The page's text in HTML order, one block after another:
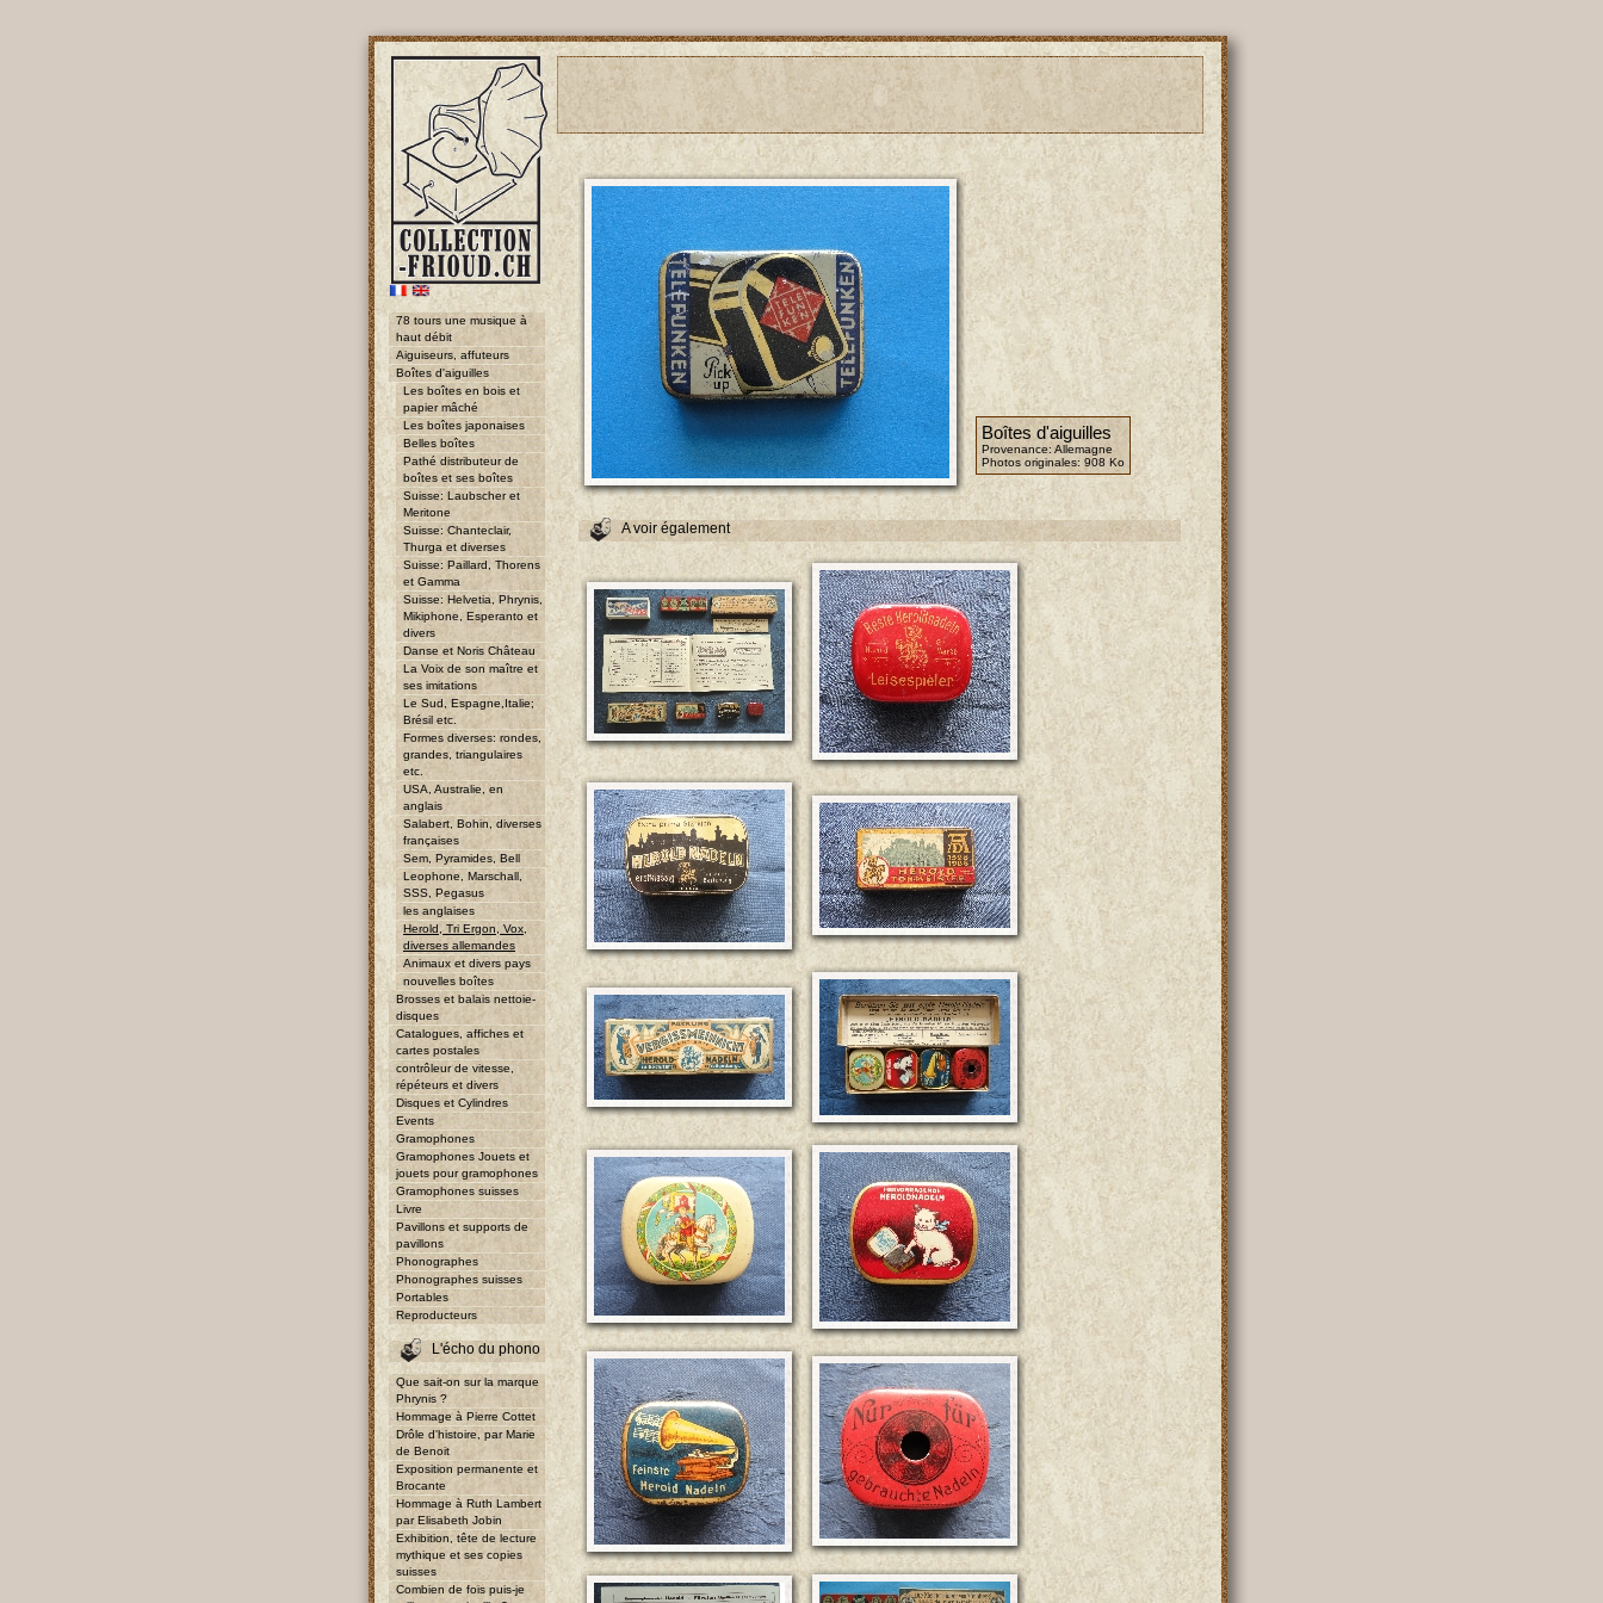
78 tours une musique à
haut débit
Aiguiseurs, affuteurs
Boîtes d'aiguilles
Les boîtes en bois et
papier mâché
Les boîtes japonaises
Belles boîtes
Pathé distributeur de
boîtes et ses boîtes
Suisse: Laubscher et
Meritone
Suisse: Chanteclair,
Thurga et diverses
Suisse: Paillard, Thorens
et Gamma
Suisse: Helvetia, Phrynis,
Mikiphone, Esperanto et
divers
Danse et Noris Château
La Voix de son maître et
ses imitations
Le Sud, Espagne,Italie;
Brésil etc.
Formes diverses: rondes,
grandes, triangulaires
etc.
USA, Australie, en
anglais
Salabert, Bohin, diverses
françaises
Sem, Pyramides, Bell
Leophone, Marschall,
SSS, Pegasus
les anglaises
Herold, Tri Ergon, Vox,
diverses allemandes
Animaux et divers pays
nouvelles boîtes
Brosses et balais nettoie-
disques
Catalogues, affiches et
cartes postales
contrôleur de vitesse,
répéteurs et divers
Disques et Cylindres
Events
Gramophones
Gramophones Jouets et
jouets pour gramophones
Gramophones suisses
Livre
Pavillons et supports de
pavillons
Phonographes
Phonographes suisses
Portables
Reproducteurs
L'écho du phono
Que sait-on sur la marque
Phrynis ?
Hommage à Pierre Cottet
Drôle d'histoire, par Marie
de Benoit
Exposition permanente et
Brocante
Hommage à Ruth Lambert
par Elisabeth Jobin
Exhibition, tête de lecture
mythique et ses copies
suisses
Combien de fois puis-je
Boîtes d'aiguilles
Provenance: Allemagne
Photos originales: 908 Ko
A voir également